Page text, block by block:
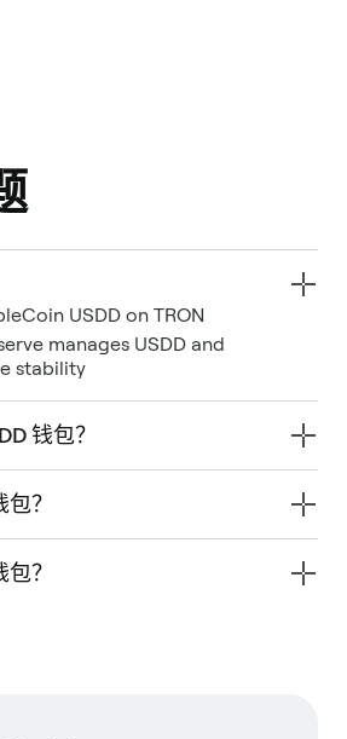
USDD on TRON
manages USDD and
stability
钱包？
？
？